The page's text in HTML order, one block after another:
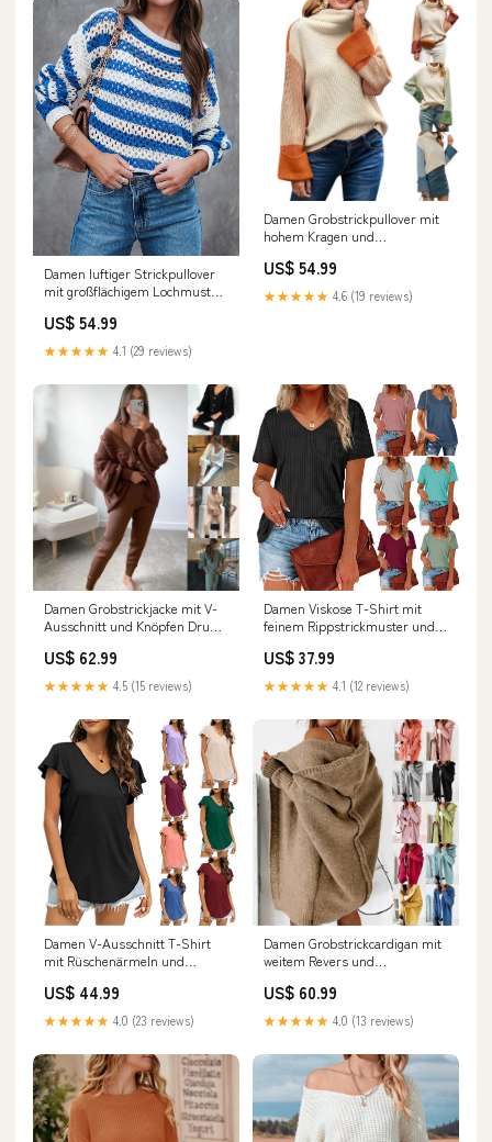
Damen luftiger Strickpullover
mit großflächigem Lochmuster
Größe:XL
US$ 54.99
★★★★★ 4.1 (29 reviews)
Damen Grobstrickpullover mit
hohem Kragen und
Drune Größe:M
US$ 54.99
★★★★★ 4.6 (19 reviews)
Damen Grobstrickjacke mit V-
Ausschnitt und Knöpfen Drune
US$ 62.99
★★★★★ 4.5 (15 reviews)
Damen Viskose T-Shirt mit
feinem Rippstrickmuster und
Jacken herren
US$ 37.99
★★★★★ 4.1 (12 reviews)
Damen V-Ausschnitt T-Shirt
mit Rüschenärmeln und
221226bewerten
US$ 44.99
★★★★★ 4.0 (23 reviews)
Damen Grobstrickcardigan mit
weitem Revers und
concept frankfurt20240807
US$ 60.99
★★★★★ 4.0 (13 reviews)